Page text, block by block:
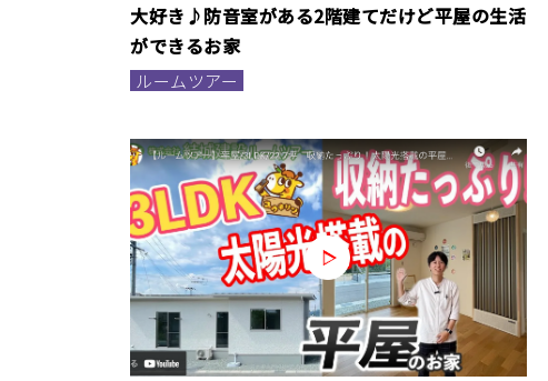
大好き♪防音室がある2階建てだけど平屋の生活
ができるお家
ルームツアー